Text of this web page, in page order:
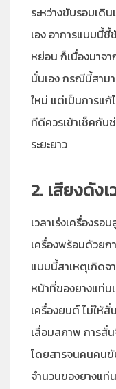
ระหว่างขับรอบเดิ
เอง อาการแบบนี้
หย่อน ก็เนื่องมาจ
นั่นเอง กรณีนี้สาม
ใหม่ แต่เป็นการแก้
ทีดีควรเข้าเช็คกับ
ระยะยาว
2. เสียงดังเ
เวลาเร่งเครื่องร
เครื่องพร้อมด้วย
แบบนี้สาเหตุเกิดจ
หน้าที่ของยางแท่น
เครื่องยนต์ ไม่ให้สั่
เสื่อมสภาพ การสั่
โดยสารจนคนคน
จำนวนของยางแท่